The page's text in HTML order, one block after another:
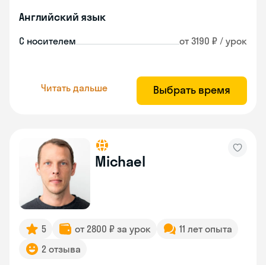
Английский язык
С носителем от 3190 ₽ / урок
Читать дальше Выбрать время
Michael
5 от 2800 ₽ за урок
11 лет опыта
2 отзыва